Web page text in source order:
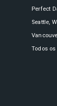
Perfect
Seattle,
Todos os